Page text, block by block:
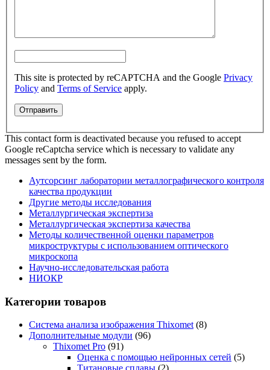
This site is protected by reCAPTCHA and the Google Privacy
Policy and Terms of Service apply.
This contact form is deactivated because you refused to accept
Google reCaptcha service which is necessary to validate any
messages sent by the form.
Аутсорсинг лаборатории металлографического контроля
качества продукции
Другие методы исследования
Металлургическая экспертиза
Металлургическая экспертиза качества
Методы количественной оценки параметров
микроструктуры с использованием оптического
микроскопа
Научно-исследовательская работа
НИОКР
Категории товаров
Система анализа изображения Thixomet (8)
Дополнительные модули (96)
Thixomet Pro (91)
Оценка с помощью нейронных сетей (5)